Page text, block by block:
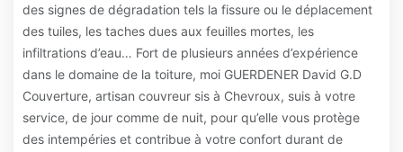
des signes de dégradation tels la fissure ou le déplacement
des tuiles, les taches dues aux feuilles mortes, les
infiltrations d’eau… Fort de plusieurs années d’expérience
dans le domaine de la toiture, moi GUERDENER David G.D
Couverture, artisan couvreur sis à Chevroux, suis à votre
service, de jour comme de nuit, pour qu’elle vous protège
des intempéries et contribue à votre confort durant de